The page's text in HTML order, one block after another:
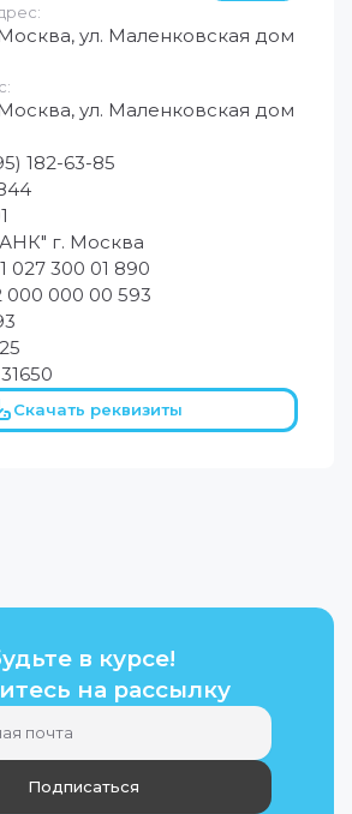
Москва, ул. Маленковская дом
Москва, ул. Маленковская дом
182-63-85
г. Москва
027 300 01 890
000 000 00 593
Скачать реквизиты
в курсе!
на рассылку
Подписаться